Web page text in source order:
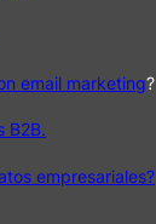
email marketing?
B2B.
empresariales?